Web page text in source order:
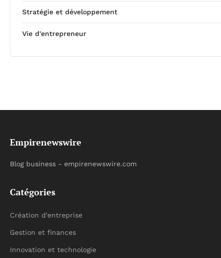
Stratégie et développement
Vie d'entrepreneur
Empirenewswire
Blog business - empirenewswire.com
Catégories
Création d'entreprise
Gestion et finances
Innovation et technologie